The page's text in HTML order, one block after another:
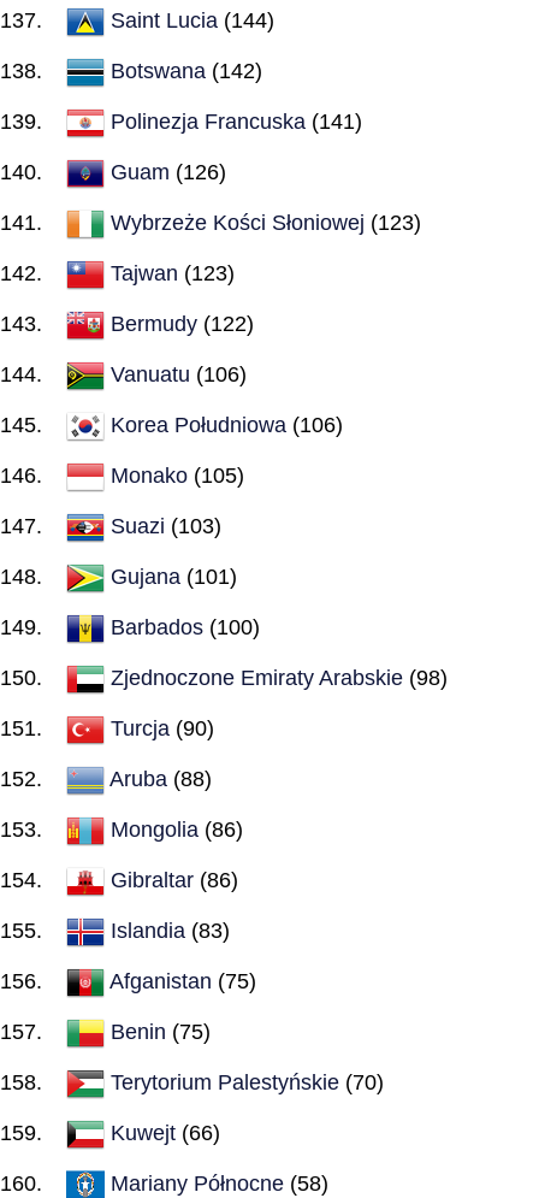
Saint Lucia (144)
Botswana (142)
Polinezja Francuska (141)
Guam (126)
Wybrzeże Kości Słoniowej (123)
Tajwan (123)
Bermudy (122)
Vanuatu (106)
Korea Południowa (106)
Monako (105)
Suazi (103)
Gujana (101)
Barbados (100)
Zjednoczone Emiraty Arabskie (98)
Turcja (90)
Aruba (88)
Mongolia (86)
Gibraltar (86)
Islandia (83)
Afganistan (75)
Benin (75)
Terytorium Palestyńskie (70)
Kuwejt (66)
Mariany Północne (58)